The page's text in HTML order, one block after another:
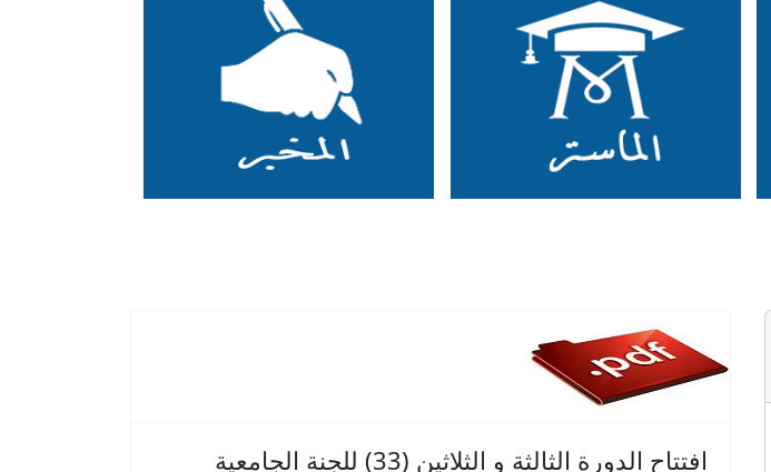
افتتاح الدورة الثالثة و الثلاثين (33) للجنة الجامعية